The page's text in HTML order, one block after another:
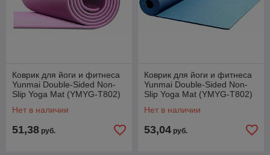
Коврик для йоги и фитнеса
Yunmai Double-Sided Non-
Slip Yoga Mat (YMYG-T802)
Нет в наличии
51,38 руб.
Коврик для йоги и фитнеса
Yunmai Double-Sided Non-
Slip Yoga Mat (YMYG-T802)
Нет в наличии
53,04 руб.